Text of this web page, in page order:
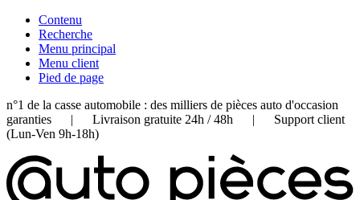
Contenu
Recherche
Menu principal
Menu client
Pied de page
n°1 de la casse automobile : des milliers de pièces auto d'occasion
garanties | Livraison gratuite 24h / 48h | Support client
(Lun-Ven 9h-18h)